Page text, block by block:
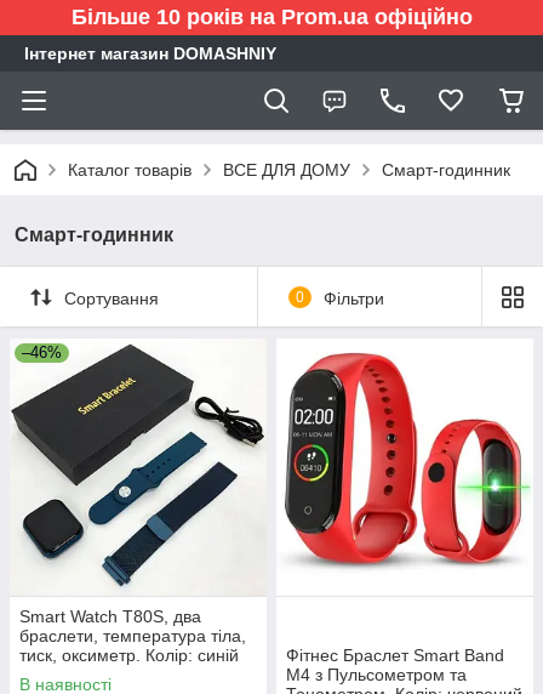
Більше 10 років на Prom.ua офіційно
Інтернет магазин DOMASHNIY
Каталог товарів ВСЕ ДЛЯ ДОМУ Смарт-годинник
Смарт-годинник
Сортування 0 Фільтри
–46%
Smart Watch T80S, два
браслети, температура тіла,
тиск, оксиметр. Колір: синій
QW-38
В наявності
Фітнес Браслет Smart Band
M4 з Пульсометром та